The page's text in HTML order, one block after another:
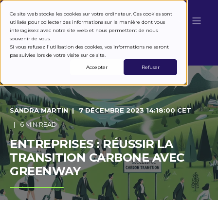
Ce site web stocke les cookies sur votre ordinateur. Ces cookies sont
utilisés pour collecter des informations sur la manière dont vous
interagissez avec notre site web et nous permettent de nous
souvenir de vous.
Si vous refusez l'utilisation des cookies, vos informations ne seront
pas suivies lors de votre visite sur ce site.
Accepter
Refuser
SANDRA MARTIN
7 DÉCEMBRE 2023 14:18:00 CET
6 MIN READ
ENTREPRISES : RÉUSSIR LA
TRANSITION CARBONE AVEC
GREENWAY